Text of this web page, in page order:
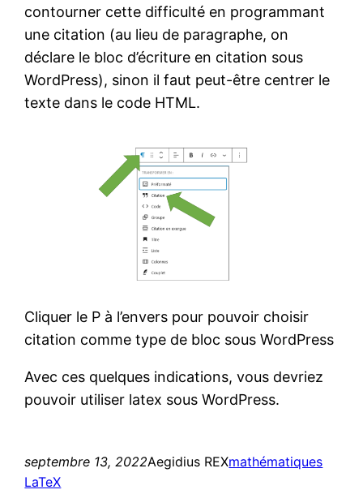
contourner cette difficulté en programmant
une citation (au lieu de paragraphe, on
déclare le bloc d’écriture en citation sous
WordPress), sinon il faut peut-être centrer le
texte dans le code HTML.
Cliquer le P à l’envers pour pouvoir choisir
citation comme type de bloc sous WordPress
Avec ces quelques indications, vous devriez
pouvoir utiliser latex sous WordPress.
septembre 13, 2022Aegidius REXmathématiques
LaTeX